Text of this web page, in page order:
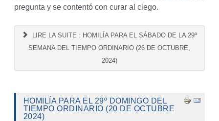
pregunta y se contentó con curar al ciego.
LIRE LA SUITE : HOMILÍA PARA EL SÁBADO DE LA 29ª
SEMANA DEL TIEMPO ORDINARIO (26 DE OCTUBRE,
2024)
HOMILÍA PARA EL 29º DOMINGO DEL
TIEMPO ORDINARIO (20 DE OCTUBRE
2024)